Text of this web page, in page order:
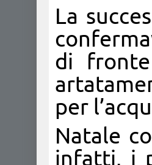
La
di
per
Natale
infatti, i